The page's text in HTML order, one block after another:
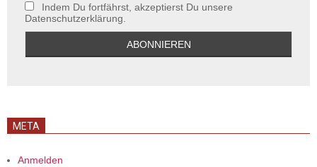
Indem Du fortfährst, akzeptierst Du unsere
Datenschutzerklärung.
META
Anmelden